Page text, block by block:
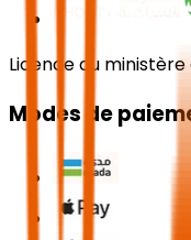
Licence du ministère
Modes de